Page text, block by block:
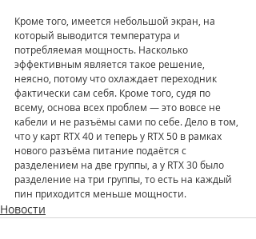
Кроме того, имеется небольшой экран, на
который выводится температура и
потребляемая мощность. Насколько
эффективным является такое решение,
неясно, потому что охлаждает переходник
фактически сам себя. Кроме того, судя по
всему, основа всех проблем — это вовсе не
кабели и не разъёмы сами по себе. Дело в том,
что у карт RTX 40 и теперь у RTX 50 в рамках
нового разъёма питание подаётся с
разделением на две группы, а у RTX 30 было
разделение на три группы, то есть на каждый
пин приходится меньше мощности.
Новости